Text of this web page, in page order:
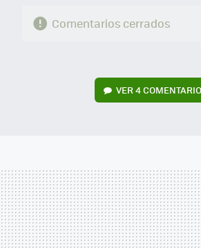
Comentarios cerrados
VER4